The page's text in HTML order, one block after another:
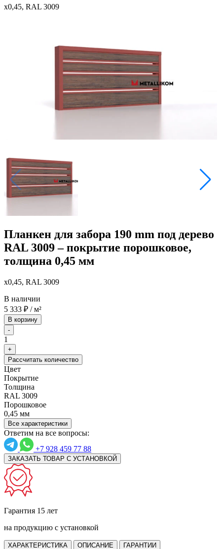
x0,45, RAL 3009
Планкен для забора 190 mm под дерево
RAL 3009 – покрытие порошковое,
толщина 0,45 мм
x0,45, RAL 3009
В наличии
5 333 ₽ / м²
В корзину
-
1
+
Рассчитать количество
Цвет
Покрытие
Толщина
RAL 3009
Порошковое
0,45 мм
Все характеристики
Ответим на все вопросы:
+7 928 459 77 88
ЗАКАЗАТЬ ТОВАР С УСТАНОВКОЙ
Гарантия 15 лет
на продукцию с установкой
ХАРАКТЕРИСТИКА ОПИСАНИЕ
ГАРАНТИИ